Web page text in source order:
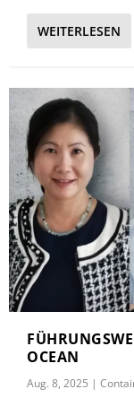
WEITERLESEN
OCEAN
Aug. 8, 2025 |